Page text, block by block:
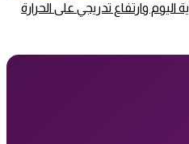
اليوم وارتفاع تدريجي على الحرارة